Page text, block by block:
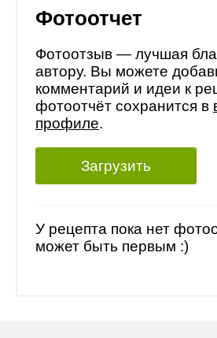
Фотоотчет
Фотоотзыв — лучшая
автору. Вы можете
комментарий и идеи к
фотоотчёт сохранится в
профиле.
Загрузить
У рецепта пока нет
может быть первым :)